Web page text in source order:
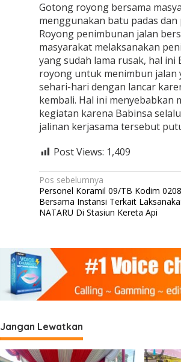
m
0
2
8
/
A
s
a
h
a
n
Gotong royong bersama
menggunakan batu padas
Royong penimbunan jalan
masyarakat melaksanakan
yang sudah lama rusak, hal
royong untuk menimbun jalan
sehari-hari dengan lancar
kembali. Hal ini menyebabkan
kegiatan karena Babinsa
jalinan kerjasama tersebut
Post Views: 1,409
N
a
v
g
a
s
i
p
o
s
Pos sebelumnya
Personel Koramil 09/TB Kodim
Bersama Instansi Terkait
NATARU Di Stasiun Kereta Api
Jangan Lewatkan